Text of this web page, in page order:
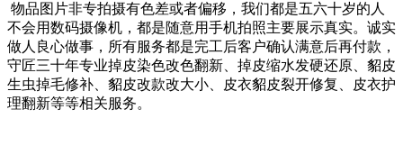
物品图片非专拍摄有色差或者偏移，我们都是五六十岁的人
不会用数码摄像机，都是随意用手机拍照主要展示真实。诚实
做人良心做事，所有服务都是完工后客户确认满意后再付款，
守匠三十年专业掉皮染色改色翻新、掉皮缩水发硬还原、貂皮
生虫掉毛修补、貂皮改款改大小、皮衣貂皮裂开修复、皮衣护
理翻新等等相关服务。